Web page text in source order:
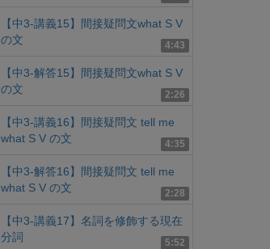
4:43
【中3-講義15】間接疑問文what S V
の文
2:26
【中3-解答15】間接疑問文what S V
の文
4:35
【中3-講義16】間接疑問文 tell me
what S V の文
2:28
【中3-解答16】間接疑問文 tell me
what S V の文
5:52
【中3-講義17】名詞を修飾する現在
分詞